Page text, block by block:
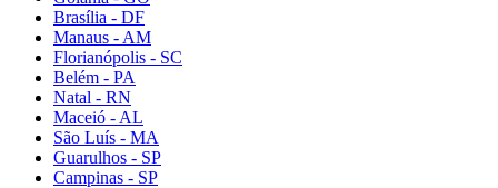
Brasília - DF
Manaus - AM
Florianópolis - SC
Belém - PA
Natal - RN
Maceió - AL
São Luís - MA
Guarulhos - SP
Campinas - SP